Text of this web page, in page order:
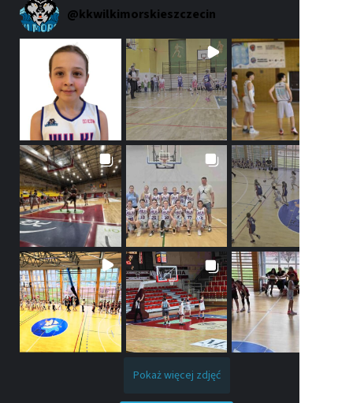
@kkwilkimorskieszczecin
Pokaż więcej zdjęć